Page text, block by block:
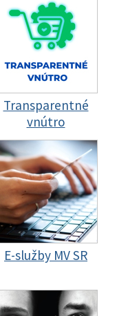
Transparentné
vnútro
E-služby MV SR